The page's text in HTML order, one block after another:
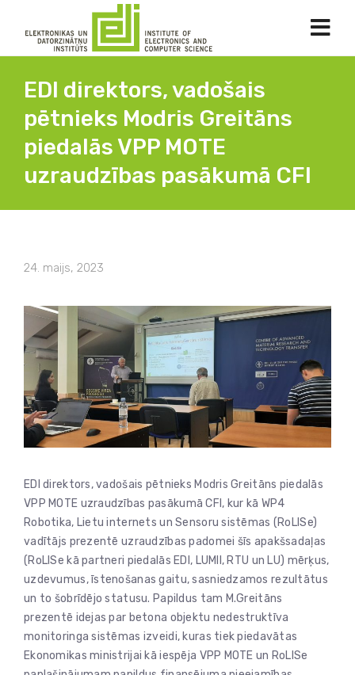
EDI direktors, vadošais
pētnieks Modris Greitāns
piedalās VPP MOTE
uzraudzības pasākumā CFI
24. maijs, 2023
EDI direktors, vadošais pētnieks Modris Greitāns piedalās
VPP MOTE uzraudzības pasākumā CFI, kur kā WP4
Robotika, Lietu internets un Sensoru sistēmas (RoLISe)
vadītājs prezentē uzraudzības padomei šīs apakšsadaļas
(RoLISe kā partneri piedalās EDI, LUMII, RTU un LU) mērķus,
uzdevumus, īstenošanas gaitu, sasniedzamos rezultātus
un to šobrīdējo statusu. Papildus tam M.Greitāns
prezentē idejas par betona objektu nedestruktīva
monitoringa sistēmas izveidi, kuras tiek piedavātas
Ekonomikas ministrijai kā iespēja VPP MOTE un RoLISe